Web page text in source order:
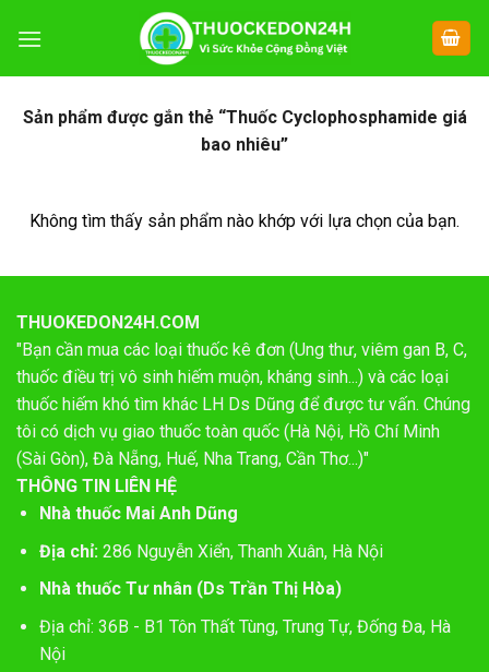
đến
Sản phẩm được gắn thẻ “Thuốc Cyclophosphamide giá
bao nhiêu”
Không tìm thấy sản phẩm nào khớp với lựa chọn của bạn.
THUOKEDON24H.COM
"Bạn cần mua các loại thuốc kê đơn (Ung thư, viêm gan B, C,
thuốc điều trị vô sinh hiếm muộn, kháng sinh...) và các loại
thuốc hiếm khó tìm khác LH Ds Dũng để được tư vấn. Chúng
tôi có dịch vụ giao thuốc toàn quốc (Hà Nội, Hồ Chí Minh
(Sài Gòn), Đà Nẵng, Huế, Nha Trang, Cần Thơ...)"
THÔNG TIN LIÊN HỆ
Nhà thuốc Mai Anh Dũng
Địa chỉ:286 Nguyễn Xiển, Thanh Xuân, Hà Nội
Nhà thuốc Tư nhân (Ds Trần Thị Hòa)
Địa chỉ: 36B - B1 Tôn Thất Tùng, Trung Tự, Đống Đa, Hà
Nội